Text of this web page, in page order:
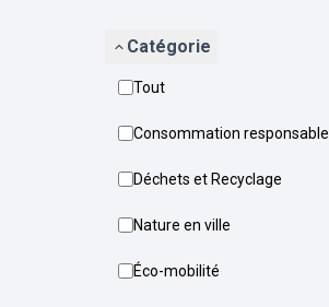
Catégorie
Tout
Consommation responsable
Déchets et Recyclage
Nature en ville
Éco-mobilité